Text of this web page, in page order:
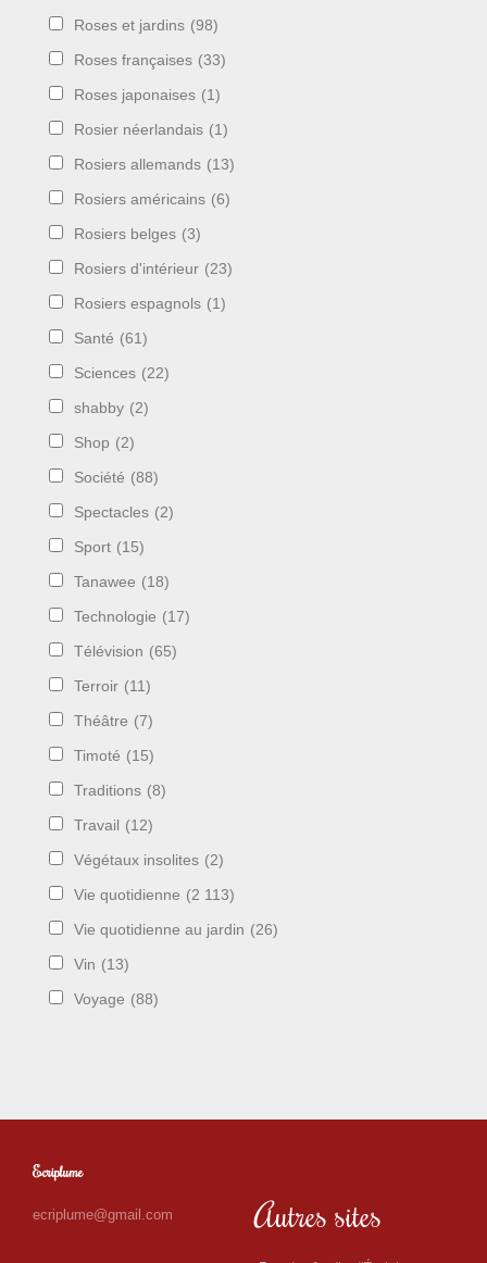
Roses et jardins (98)
Roses françaises (33)
Roses japonaises (1)
Rosier néerlandais (1)
Rosiers allemands (13)
Rosiers américains (6)
Rosiers belges (3)
Rosiers d'intérieur (23)
Rosiers espagnols (1)
Santé (61)
Sciences (22)
shabby (2)
Shop (2)
Société (88)
Spectacles (2)
Sport (15)
Tanawee (18)
Technologie (17)
Télévision (65)
Terroir (11)
Théâtre (7)
Timoté (15)
Traditions (8)
Travail (12)
Végétaux insolites (2)
Vie quotidienne (2 113)
Vie quotidienne au jardin (26)
Vin (13)
Voyage (88)
Ecriplume
ecriplume@gmail.com Autres sites